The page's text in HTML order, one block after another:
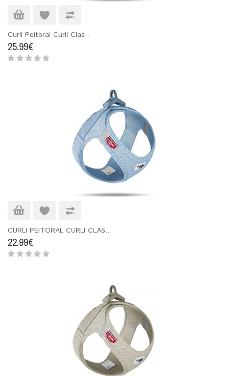
Curli Peitoral Curli Clas..
25.99€
CURLI PEITORAL CURLI CLAS..
22.99€